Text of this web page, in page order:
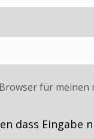
für
dass Eingabe